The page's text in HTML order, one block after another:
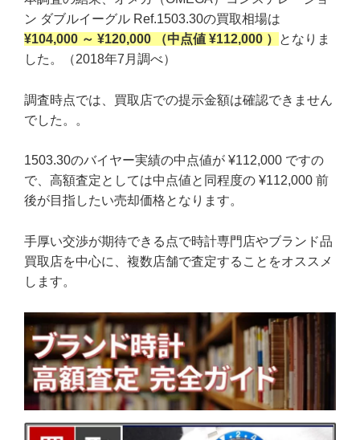
ン ダブルイーグル Ref.1503.30の買取相場は
¥104,000 ～ ¥120,000 （中点値 ¥112,000 ）
となりま
した。（2018年7月調べ）
調査時点では、買取店での提示金額は確認できません
でした。。
1503.30のバイヤー実績の中点値が ¥112,000 ですの
で、高額査定としては中点値と同程度の ¥112,000 前
後が目指したい売却価格となります。
手厚い交渉が期待できる点で時計専門店やブランド品
買取店を中心に、複数店舗で査定することをオススメ
します。